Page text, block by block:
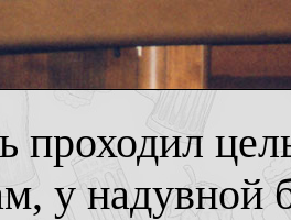
проходил
у надувной